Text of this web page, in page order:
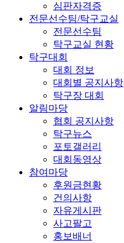
심판자격증
전문선수팀/탁구교실
전문선수팀
탁구교실 현황
탁구대회
대회 정보
대회별 공지사항
탁구장 대회
알림마당
협회 공지사항
탁구뉴스
포토갤러리
대회동영상
참여마당
후원금현황
건의사항
자유게시판
사고팔고
홍보배너